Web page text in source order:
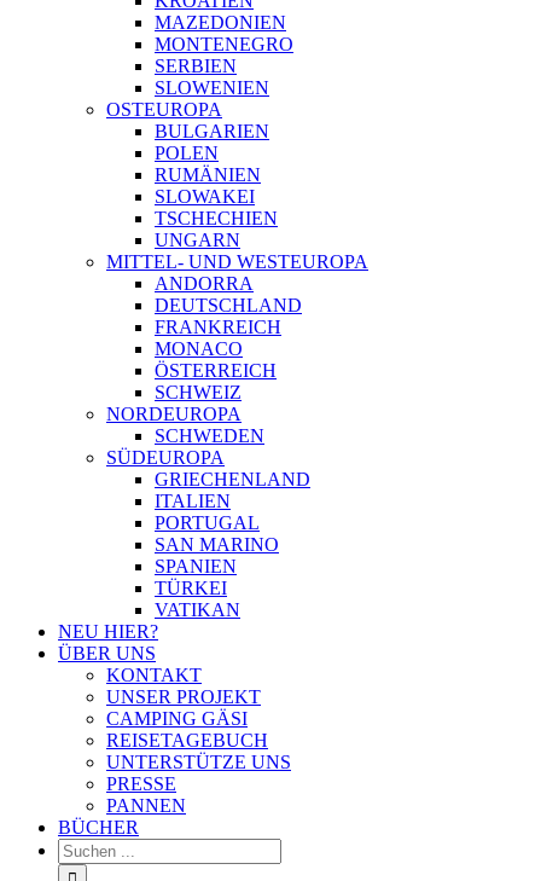
MAZEDONIEN
MONTENEGRO
SERBIEN
SLOWENIEN
OSTEUROPA
BULGARIEN
POLEN
RUMÄNIEN
SLOWAKEI
TSCHECHIEN
UNGARN
MITTEL- UND WESTEUROPA
ANDORRA
DEUTSCHLAND
FRANKREICH
MONACO
ÖSTERREICH
SCHWEIZ
NORDEUROPA
SCHWEDEN
SÜDEUROPA
GRIECHENLAND
ITALIEN
PORTUGAL
SAN MARINO
SPANIEN
TÜRKEI
VATIKAN
NEU HIER?
ÜBER UNS
KONTAKT
UNSER PROJEKT
CAMPING GÄSI
REISETAGEBUCH
UNTERSTÜTZE UNS
PRESSE
PANNEN
BÜCHER
Suche
nach: